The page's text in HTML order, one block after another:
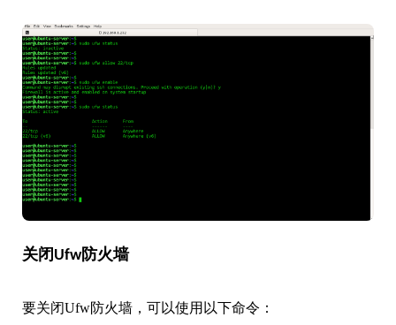
关闭Ufw防火墙
要关闭Ufw防火墙，可以使用以下命令：